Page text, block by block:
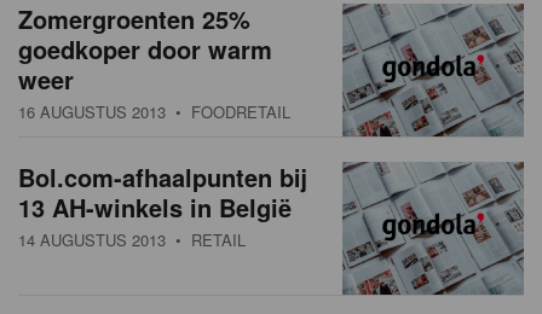
Zomergroenten 25%
goedkoper door warm
weer
16 AUGUSTUS 2013 • FOODRETAIL
Bol.com-afhaalpunten bij
13 AH-winkels in België
14 AUGUSTUS 2013 • RETAIL